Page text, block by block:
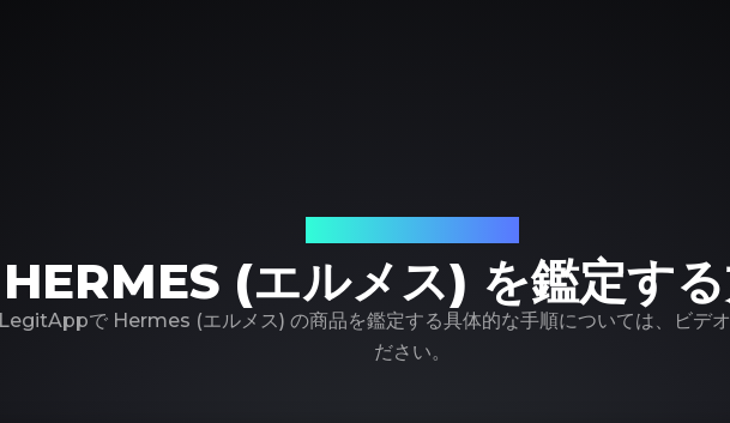
HERMES (エルメス) を鑑定す
LegitAppで Hermes (エルメス) の商品を鑑定する具体的な手順については、ビデオ
ださい。